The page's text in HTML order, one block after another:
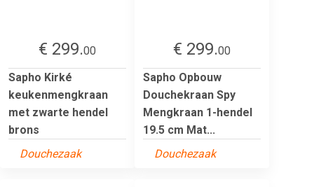
€ 299.00
Sapho Kirké
keukenmengkraan
met zwarte hendel
brons
Douchezaak
€ 299.00
Sapho Opbouw
Douchekraan Spy
Mengkraan 1-hendel
19.5 cm Mat...
Douchezaak